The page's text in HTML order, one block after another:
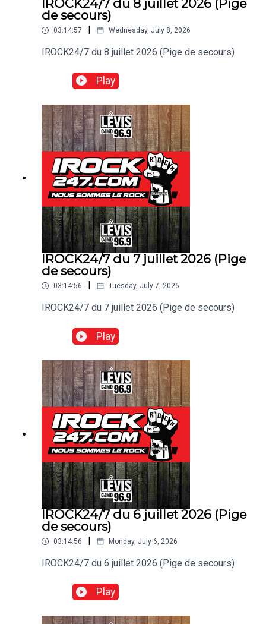
IROCK24/7 du 8 juillet 2026 (Pige
de secours)
03:14:57 Wednesday, July 8, 2026
IROCK24/7 du 8 juillet 2026 (Pige de secours)
Play
IROCK24/7 du 7 juillet 2026 (Pige
de secours)
03:14:56 Tuesday, July 7, 2026
IROCK24/7 du 7 juillet 2026 (Pige de secours)
Play
IROCK24/7 du 6 juillet 2026 (Pige
de secours)
03:14:56 Monday, July 6, 2026
IROCK24/7 du 6 juillet 2026 (Pige de secours)
Play